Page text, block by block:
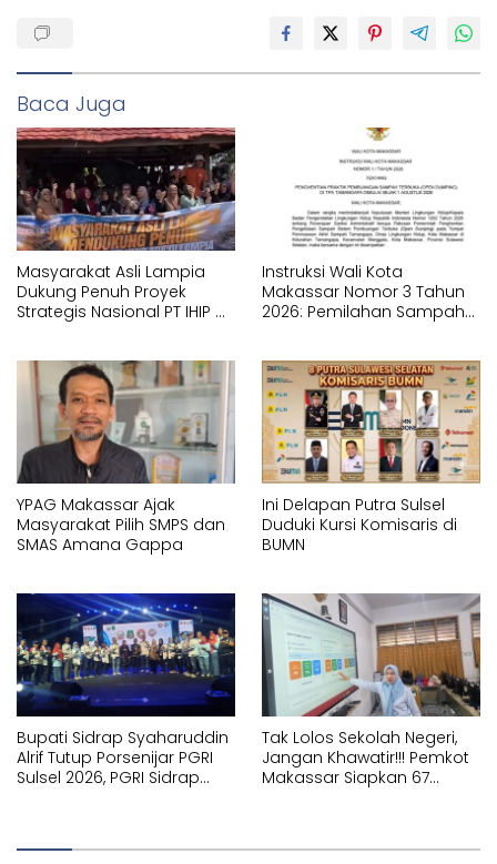
Baca Juga
Masyarakat Asli Lampia
Dukung Penuh Proyek
Strategis Nasional PT IHIP di
Instruksi Wali Kota
Makassar Nomor 3 Tahun
2026: Pemilahan Sampah
YPAG Makassar Ajak
Masyarakat Pilih SMPS dan
SMAS Amana Gappa
Ini Delapan Putra Sulsel
Duduki Kursi Komisaris di
BUMN
Bupati Sidrap Syaharuddin
Alrif Tutup Porsenijar PGRI
Sulsel 2026, PGRI Sidrap
Tak Lolos Sekolah Negeri,
Jangan Khawatir!!! Pemkot
Makassar Siapkan 67